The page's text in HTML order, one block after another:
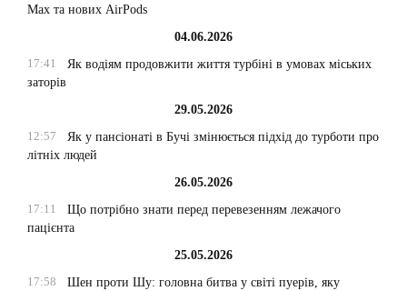
Max та нових AirPods
04.06.2026
17:41
Як водіям продовжити життя турбіні в умовах міських
заторів
29.05.2026
12:57
Як у пансіонаті в Бучі змінюється підхід до турботи про
літніх людей
26.05.2026
17:11
Що потрібно знати перед перевезенням лежачого
пацієнта
25.05.2026
17:58
Шен проти Шу: головна битва у світі пуерів, яку